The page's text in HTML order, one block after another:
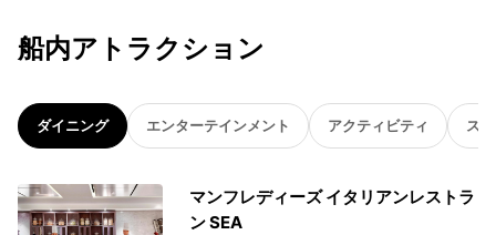
船内アトラクション
ダイニング エンターテインメント アクティビティ ス
マンフレディーズ イタリアンレストラ
ン SEA